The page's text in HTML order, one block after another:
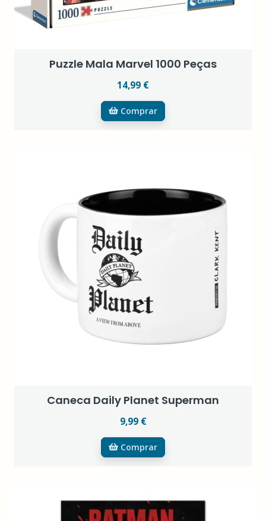
Puzzle Mala Marvel 1000 Peças
14,99 €
Comprar
Caneca Daily Planet Superman
9,99 €
Comprar